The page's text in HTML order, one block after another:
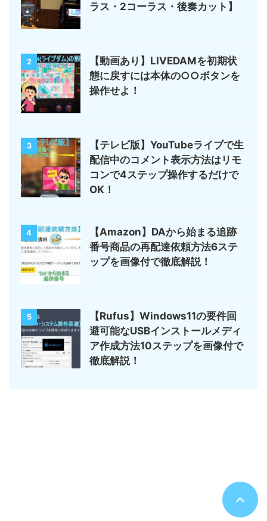
ラス・2コーラス・後奏カット】
2
【動画あり】LIVEDAMを初期状
態に戻すには本体の○○ボタンを
操作せよ！
3
【テレビ版】YouTubeライブで生
配信中のコメント表示方法はリモ
コンで4ステップ操作するだけで
OK！
4
【Amazon】DAから始まる追跡
番号商品の再配達依頼方法6ステ
ップを画像付で徹底解説！
5
【Rufus】Windows11の要件回
避可能なUSBインストールメディ
ア作成方法10ステップを画像付で
徹底解説！